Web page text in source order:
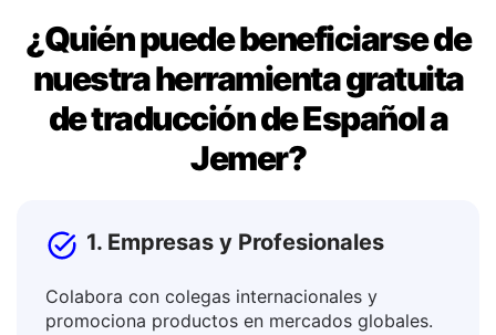
¿Quién puede beneficiarse de
nuestra herramienta gratuita
de traducción de Español a
1. Empresas y Profesionales